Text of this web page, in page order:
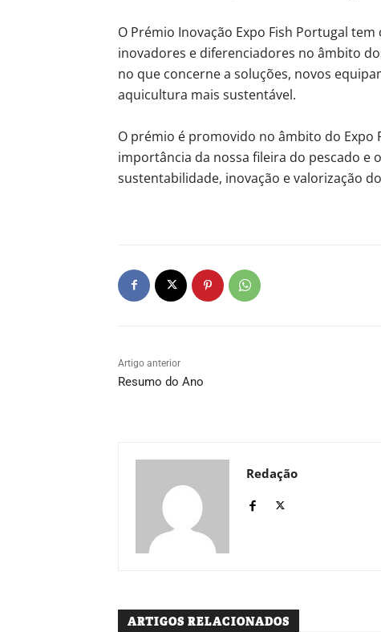
O Prémio Inovação Expo Fish Portugal
inovadores e diferenciadores no âmbito
no que concerne a soluções, novos
aquicultura mais sustentável.
O prémio é promovido no âmbito do Expo
importância da nossa fileira do pescado e
sustentabilidade, inovação e valorização
Artigo anterior
Resumo do Ano
Redação
ARTIGOS RELACIONADOS